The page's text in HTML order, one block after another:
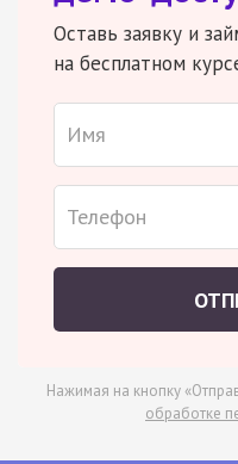
Оставь заявку и
на бесплатном
Нажимая на кнопку
обработке